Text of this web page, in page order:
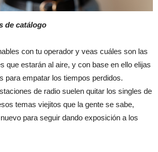
de catálogo
con tu operador y veas cuáles son las
que estarán al aire, y con base en ello elijas
para empatar los tiempos perdidos.
de radio suelen quitar los singles de
temas viejitos que la gente se sabe,
para seguir dando exposición a los